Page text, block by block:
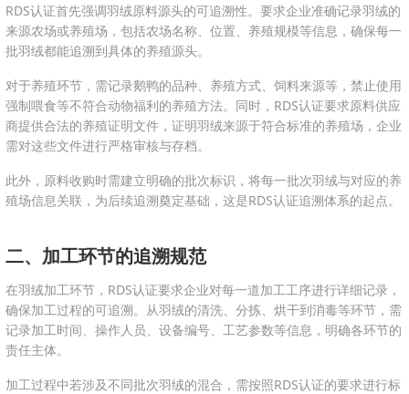
RDS认证首先强调羽绒原料源头的可追溯性。要求企业准确记录羽绒的
来源农场或养殖场，包括农场名称、位置、养殖规模等信息，确保每一
批羽绒都能追溯到具体的养殖源头。
对于养殖环节，需记录鹅鸭的品种、养殖方式、饲料来源等，禁止使用
强制喂食等不符合动物福利的养殖方法。同时，RDS认证要求原料供应
商提供合法的养殖证明文件，证明羽绒来源于符合标准的养殖场，企业
需对这些文件进行严格审核与存档。
此外，原料收购时需建立明确的批次标识，将每一批次羽绒与对应的养
殖场信息关联，为后续追溯奠定基础，这是RDS认证追溯体系的起点。
二、加工环节的追溯规范
在羽绒加工环节，RDS认证要求企业对每一道加工工序进行详细记录，
确保加工过程的可追溯。从羽绒的清洗、分拣、烘干到消毒等环节，需
记录加工时间、操作人员、设备编号、工艺参数等信息，明确各环节的
责任主体。
加工过程中若涉及不同批次羽绒的混合，需按照RDS认证的要求进行标